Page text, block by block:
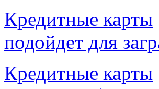
Кредитные карты
подойдет для
Кредитные карты